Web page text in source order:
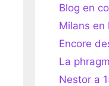
Blog en
Milans en
Encore
La
Nestor a